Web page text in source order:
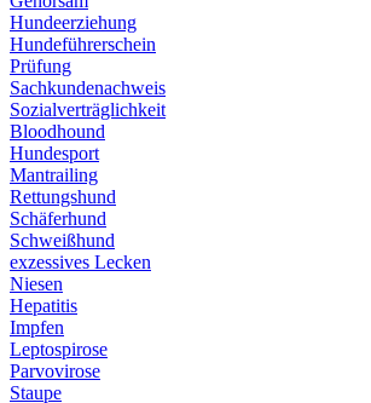
Hundeerziehung
Hundeführerschein
Prüfung
Sachkundenachweis
Sozialverträglichkeit
Bloodhound
Hundesport
Mantrailing
Rettungshund
Schäferhund
Schweißhund
exzessives Lecken
Niesen
Hepatitis
Impfen
Leptospirose
Parvovirose
Staupe